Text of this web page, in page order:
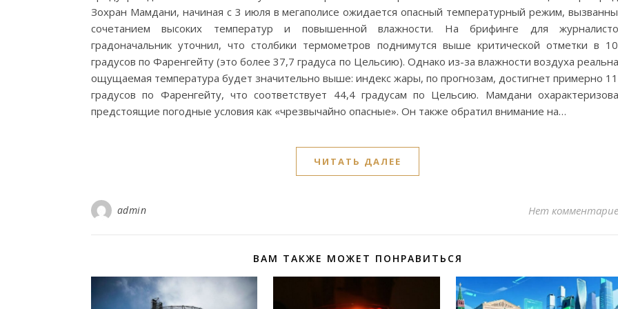
Зохран Мамдани, начиная с 3 июля в мегаполисе ожидается опасный температурный режим,
сочетанием высоких температур и повышенной влажности. На брифинге для
градоначальник уточнил, что столбики термометров поднимутся выше критической отметки в
градусов по Фаренгейту (это более 37,7 градуса по Цельсию). Однако из-за влажности воздуха
ощущаемая температура будет значительно выше: индекс жары, по прогнозам, достигнет примерно
градусов по Фаренгейту, что соответствует 44,4 градусам по Цельсию. Мамдани
предстоящие погодные условия как «чрезвычайно опасные». Он также обратил внимание на…
ЧИТАТЬ ДАЛЕЕ
admin Нет
ВАМ ТАКЖЕ МОЖЕТ ПОНРАВИТЬСЯ